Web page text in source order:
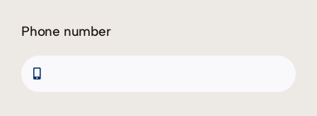
Phone number